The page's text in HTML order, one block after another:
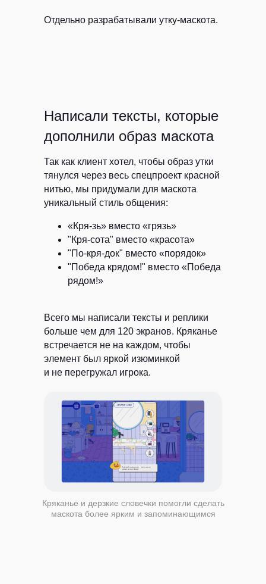
Отдельно разрабатывали утку-маскота.
Написали тексты, которые
дополнили образ маскота
Так как клиент хотел, чтобы образ утки
тянулся через весь спецпроект красной
нитью, мы придумали для маскота
уникальный стиль общения:
«Кря-зь» вместо «грязь»
"Кря-сота" вместо «красота»
"По-кря-док" вместо «порядок»
"Победа крядом!" вместо «Победа
рядом!»
Всего мы написали тексты и реплики
больше чем для 120 экранов. Кряканье
встречается не на каждом, чтобы
элемент был яркой изюминкой
и не перегружал игрока.
Кряканье и дерзкие словечки помогли сделать
маскота более ярким и запоминающимся